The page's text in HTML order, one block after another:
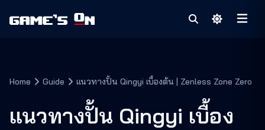
Home Guide แนวทางปั้น Qingyi เบื้องต้น | Zenless Zone Zero
แนวทางปั้น Qingyi เบื้อง